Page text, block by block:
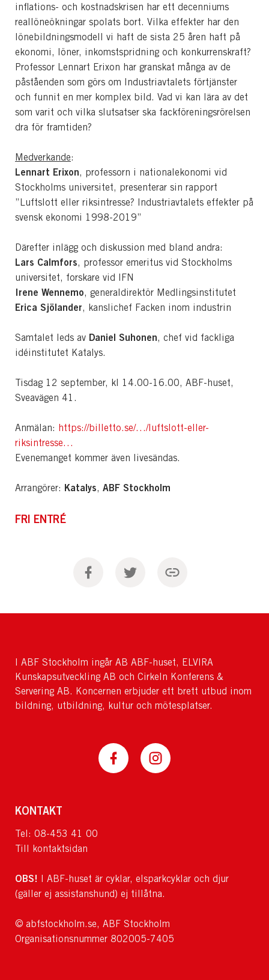
inflations- och kostnadskrisen har ett decenniums
reallöneökningar spolats bort. Vilka effekter har den
lönebildningsmodell vi haft de sista 25 åren haft på
ekonomi, löner, inkomstspridning och konkurrenskraft?
Professor Lennart Erixon har granskat många av de
påståenden som görs om Industriavtalets förtjänster
och funnit en mer komplex bild. Vad vi kan lära av det
som varit och vilka slutsatser ska fackföreningsrörelsen
dra för framtiden?
Medverkande:
Lennart Erixon, professorn i nationalekonomi vid
Stockholms universitet, presenterar sin rapport
”Luftslott eller riksintresse? Industriavtalets effekter på
svensk ekonomi 1998-2019”
Därefter inlägg och diskussion med bland andra:
Lars Calmfors, professor emeritus vid Stockholms
universitet, forskare vid IFN
Irene Wennemo, generaldirektör Medlingsinstitutet
Erica Sjölander, kanslichef Facken inom industrin
Samtalet leds av Daniel Suhonen, chef vid fackliga
idéinstitutet Katalys.
Tisdag 12 september, kl 14.00-16.00, ABF-huset,
Sveavägen 41.
Anmälan: https://billetto.se/…/luftslott-eller-
riksintresse…
Evenemanget kommer även livesändas.
Arrangörer: Katalys, ABF Stockholm
FRI ENTRÉ
I ABF Stockholm ingår AB ABF-huset, ELVIRA
Kunskapsutveckling AB och Cirkeln Konferens &
Servering AB. Koncernen erbjuder ett brett utbud inom
bildning, utbildning, kultur och mötesplatser.
KONTAKT
Tel: 08-453 41 00
Till kontaktsidan
OBS! I ABF-huset är cyklar, elsparkcyklar och djur
(gäller ej assistanshund) ej tillåtna.
© abfstockholm.se, ABF Stockholm
Organisationsnummer 802005-7405